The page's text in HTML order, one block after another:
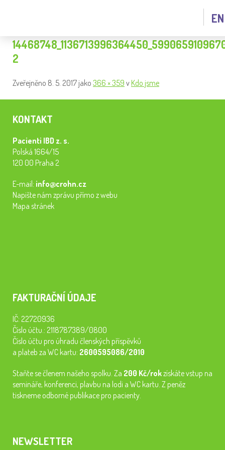
EN
2
Zveřejněno 8. 5. 2017 jako 366 × 359 v Kdo jsme
KONTAKT
Pacienti IBD z. s.
Polská 1664/15
120 00 Praha 2
E-mail: info@crohn.cz
Napište nám zprávu přímo z webu
Mapa stránek
FAKTURAČNÍ ÚDAJE
IČ: 22720936
Číslo účtu.: 2118787389/0800
Číslo účtu pro úhradu členských příspěvků
a plateb za WC kartu: 2600595086/2010
Staňte se členem našeho spolku. Za 200 Kč/rokzískáte vstup na
semináře, konferenci, plavbu na lodi a WC kartu. Z peněz
tiskneme odborné publikace pro pacienty.
NEWSLETTER